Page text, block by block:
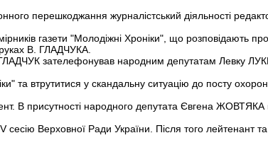
перешкоджання журналістський діяльності
газети "Молодіжні Хроніки", що розповідають
В. ГЛАДЧУКА.
ГЛАДЧУК зателефонував народним депутатам Левку
та втрутитися у скандальну ситуацію до посту
В присутності народного депутата Євгена
сесію Верховної Ради України. Після того лейтенант